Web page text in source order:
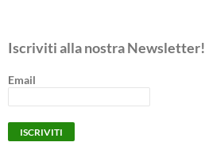
Iscriviti alla nostra Newsletter!
Email